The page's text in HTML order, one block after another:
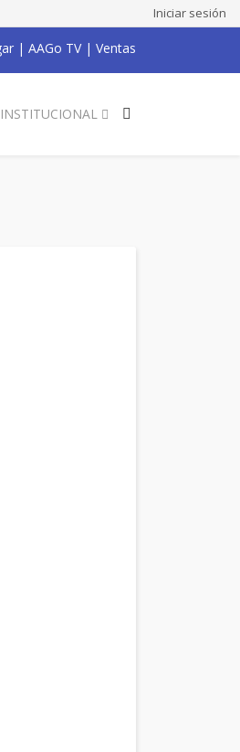
Iniciar sesión
| AAGo TV| Ventas
INSTITUCIONAL